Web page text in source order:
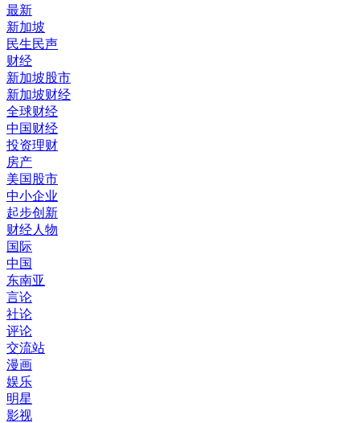
最新
新加坡
民生民声
财经
新加坡股市
新加坡财经
全球财经
中国财经
投资理财
房产
美国股市
中小企业
起步创新
财经人物
国际
中国
东南亚
言论
社论
评论
交流站
漫画
娱乐
明星
影视